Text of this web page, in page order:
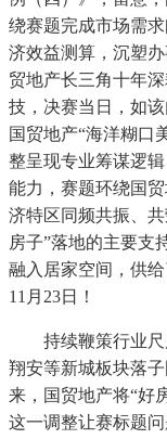
绕赛题完成市场需
济效益测算，沉塑
贸地产长三角十年
技，决赛当日，如
国贸地产“海洋糊口
整呈现专业筹谋逻
能力，赛题环绕国
济特区同频共振、
房子”落地的主要支
融入居家空间，供
11月23日！
持续鞭策行业尺
翔安等新城板块落
来，国贸地产将“好
这一调整让赛标题